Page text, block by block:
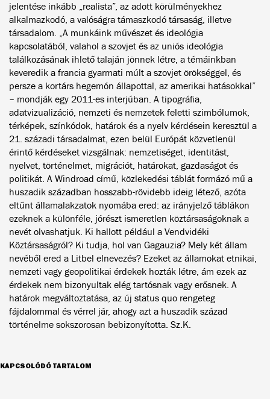
jelentése inkább „realista”, az adott körülményekhez
alkalmazkodó, a valóságra támaszkodó társaság, illetve
társadalom. „A munkáink művészet és ideológia
kapcsolatából, valahol a szovjet és az uniós ideológia
találkozásának ihlető talaján jönnek létre, a témáinkban
keveredik a francia gyarmati múlt a szovjet örökséggel, és
persze a kortárs hegemón állapottal, az amerikai hatásokkal”
– mondják egy 2011-es interjúban. A tipográfia,
adatvizualizáció, nemzeti és nemzetek feletti szimbólumok,
térképek, színkódok, határok és a nyelv kérdésein keresztül a
21. századi társadalmat, ezen belül Európát közvetlenül
érintő kérdéseket vizsgálnak: nemzetiséget, identitást,
nyelvet, történelmet, migrációt, határokat, gazdaságot és
politikát. A Windroad című, közlekedési táblát formázó mű a
huszadik században hosszabb-rövidebb ideig létező, azóta
eltűnt államalakzatok nyomába ered: az irányjelző táblákon
ezeknek a különféle, jórészt ismeretlen köztársaságoknak a
nevét olvashatjuk. Ki hallott például a Vendvidéki
Köztársaságról? Ki tudja, hol van Gagauzia? Mely két állam
nevéből ered a Litbel elnevezés? Ezeket az államokat etnikai,
nemzeti vagy geopolitikai érdekek hozták létre, ám ezek az
érdekek nem bizonyultak elég tartósnak vagy erősnek. A
határok megváltoztatása, az új status quo rengeteg
fájdalommal és vérrel jár, ahogy azt a huszadik század
történelme sokszorosan bebizonyította. Sz.K.
KAPCSOLÓDÓ TARTALOM